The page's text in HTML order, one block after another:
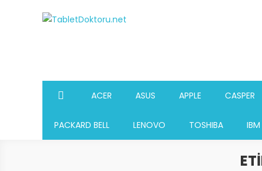
ACER ASUS APPLE CASPER
PACKARD BELL LENOVO TOSHIBA IBM